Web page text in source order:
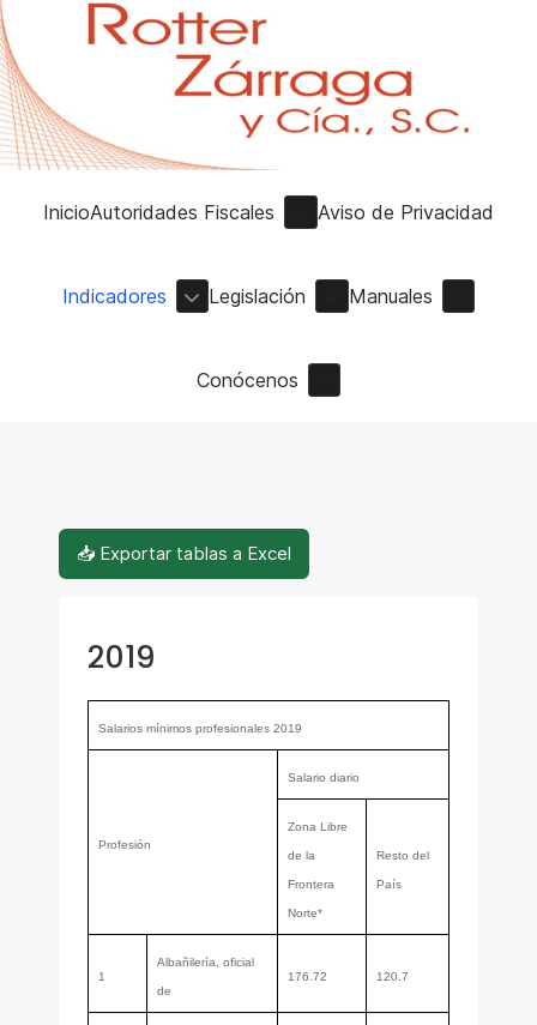
InicioAutoridades Fiscales Aviso de Privacidad
Indicadores Legislación Manuales
Conócenos
📥 Exportar tablas a Excel
2019
Salarios mínimos profesionales 2019
Profesión
Salario diario
Zona Libre
de la
Frontera
Norte*
Resto del
País
1
Albañilería, oficial
de
176.72 120.7